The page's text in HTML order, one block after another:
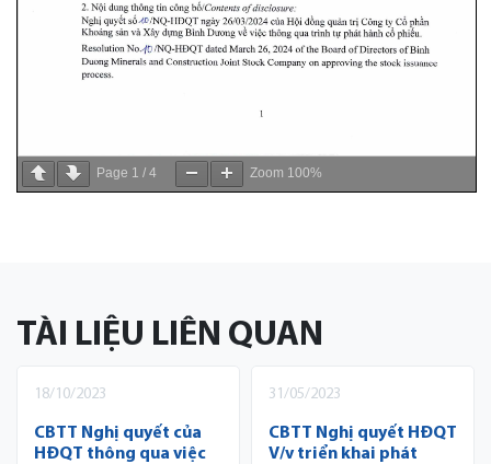
Page 1 / 4 Zoom 100%
TÀI LIỆU LIÊN QUAN
18/10/2023
CBTT Nghị quyết của
HĐQT thông qua việc
31/05/2023
CBTT Nghị quyết HĐQT
V/v triển khai phát